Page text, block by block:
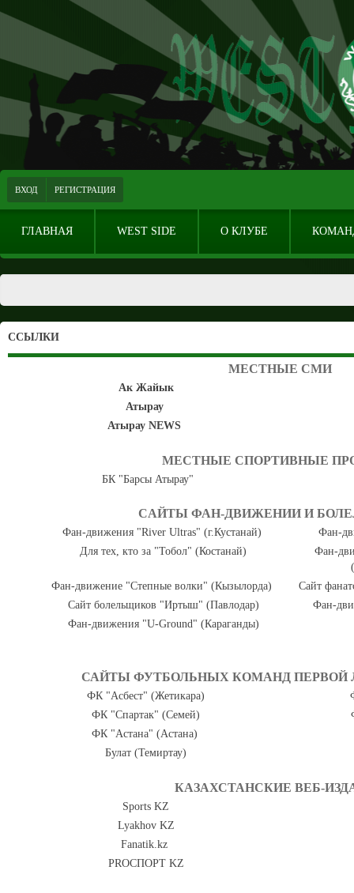
ВХОД РЕГИСТРАЦИЯ
ГЛАВНАЯ WEST SIDE О КЛУБЕ
ССЫЛКИ
МЕСТНЫЕ СМИ
Ак Жайык
Атырау
Атырау NEWS
МЕСТНЫЕ СПОРТИВНЫЕ
БК "Барсы Атырау"
CАЙТЫ ФАН-ДВИЖЕНИИ И
Фан-движения "River Ultras" (г.Кустанай)
Фан-
Для тех, кто за "Тобол" (Костанай)
Фан-
Фан-движение "Степные волки" (Кызылорда)
Сайт
Сайт болельщиков "Иртыш" (Павлодар)
Фан-
Фан-движения "U-Ground" (Караганды)
САЙТЫ ФУТБОЛЬНЫХ КОМАНД ПЕРВОЙ
ФК "Асбест" (Жетикара)
ФК "Спартак" (Семей)
ФК "Астана" (Астана)
Булат (Темиртау)
КАЗАХСТАНСКИЕ ВЕБ-
Sports KZ
Lyakhov KZ
Fanatik.kz
PROСПОРТ KZ